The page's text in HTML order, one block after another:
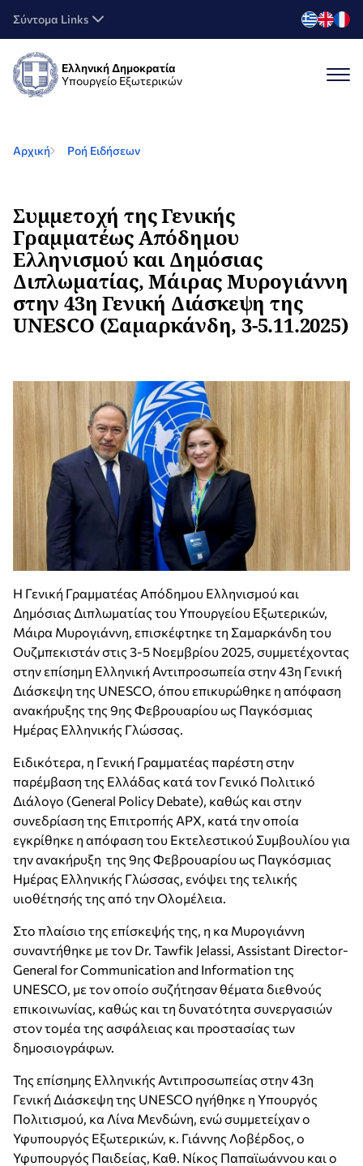
Σύντομα Links
Ελληνική Δημοκρατία
Υπουργείο Εξωτερικών
Αρχική Ροή Ειδήσεων
Συμμετοχή της Γενικής
Γραμματέως Απόδημου
Ελληνισμού και Δημόσιας
Διπλωματίας, Μάιρας Μυρογιάννη
στην 43η Γενική Διάσκεψη της
UNESCO (Σαμαρκάνδη, 3-5.11.2025)
Η Γενική Γραμματέας Απόδημου Ελληνισμού και
Δημόσιας Διπλωματίας του Υπουργείου Εξωτερικών,
Μάιρα Μυρογιάννη, επισκέφτηκε τη Σαμαρκάνδη του
Ουζμπεκιστάν στις 3-5 Νοεμβρίου 2025, συμμετέχοντας
στην επίσημη Ελληνική Αντιπροσωπεία στην 43η Γενική
Διάσκεψη της UNESCO, όπου επικυρώθηκε η απόφαση
ανακήρυξης της 9ης Φεβρουαρίου ως Παγκόσμιας
Ημέρας Ελληνικής Γλώσσας.
Ειδικότερα, η Γενική Γραμματέας παρέστη στην
παρέμβαση της Ελλάδας κατά τον Γενικό Πολιτικό
Διάλογο (General Policy Debate), καθώς και στην
συνεδρίαση της Επιτροπής ΑΡΧ, κατά την οποία
εγκρίθηκε η απόφαση του Εκτελεστικού Συμβουλίου για
την ανακήρυξη της 9ης Φεβρουαρίου ως Παγκόσμιας
Ημέρας Ελληνικής Γλώσσας, ενόψει της τελικής
υιοθέτησής της από την Ολομέλεια.
Στο πλαίσιο της επίσκεψής της, η κα Μυρογιάννη
συναντήθηκε με τον Dr. Tawfik Jelassi, Assistant Director-
General for Communication and Information της
UNESCO, με τον οποίο συζήτησαν θέματα διεθνούς
επικοινωνίας, καθώς και τη δυνατότητα συνεργασιών
στον τομέα της ασφάλειας και προστασίας των
δημοσιογράφων.
Της επίσημης Ελληνικής Αντιπροσωπείας στην 43η
Γενική Διάσκεψη της UNESCO ηγήθηκε η Υπουργός
Πολιτισμού, κα Λίνα Μενδώνη, ενώ συμμετείχαν ο
Υφυπουργός Εξωτερικών, κ. Γιάννης Λοβέρδος, ο
Υφυπουργός Παιδείας, Καθ. Νίκος Παπαϊωάννου και ο